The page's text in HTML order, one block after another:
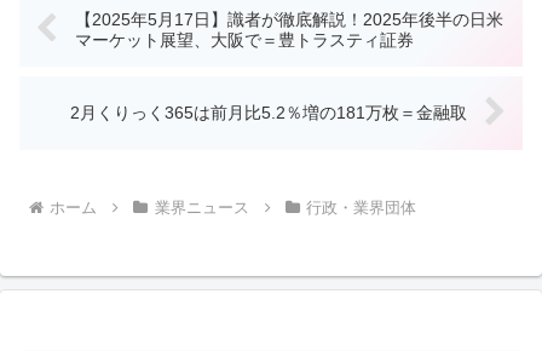
【2025年5月17日】識者が徹底解説！2025年後半の日米
マーケット展望、大阪で＝豊トラスティ証券
2月くりっく365は前月比5.2％増の181万枚＝金融取
ホーム 業界ニュース 行政・業界団体